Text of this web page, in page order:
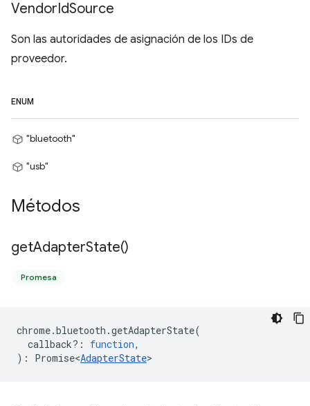
VendorIdSource
Son las autoridades de asignación de los IDs de
proveedor.
ENUM
"bluetooth"
"usb"
Métodos
getAdapterState()
Promesa
chrome.bluetooth .getAdapterState(
callback? : function,
) : Promise<AdapterState>